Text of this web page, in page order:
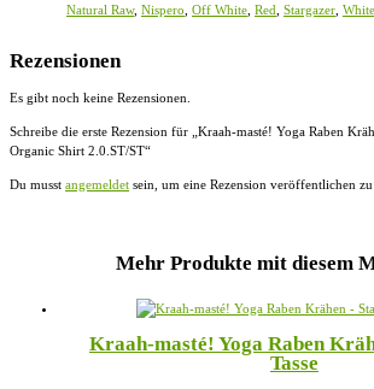
Natural Raw, Nispero Off White Red Stargazer White
Rezensionen
Es gibt noch keine Rezensionen.
Schreibe die erste Rezension für „Kraah-masté! Yoga Raben
Organic Shirt 2.0.ST/ST“
Du musst angemeldet sein, um eine Rezension veröffentlichen zu
Mehr Produkte mit diesem
Kraah-masté! Yoga Raben
Tasse